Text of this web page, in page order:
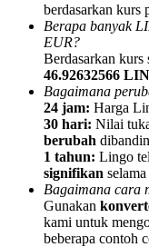
Referensi
Undang teman
BTC Welcome Rewards
berdasarkan kurs
Berapa banyak
EUR?
Berdasarkan kurs
46.92632566
Bagaimana
24 jam: Harga
30 hari: Nilai
berubah
1 tahun: Lingo
signifikan
Bagaimana cara
Gunakan
kami untuk
beberapa contoh